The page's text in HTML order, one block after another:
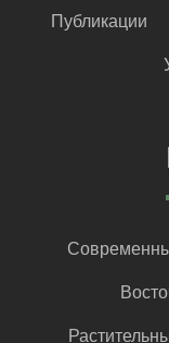
Публикации